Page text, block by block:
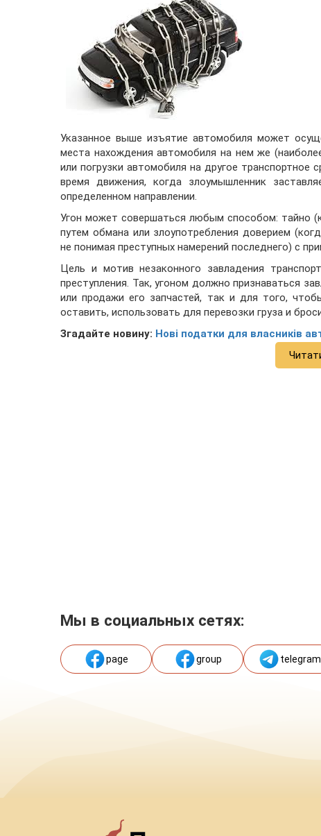
Указанное выше изъятие автомобиля может
места нахождения автомобиля на нем же
или погрузки автомобиля на другое
время движения, когда злоумышленник
определенном направлении.
Угон может совершаться любым способом: тайно
путем обмана или злоупотребления доверием
не понимая преступных намерений последнего) с
Цель и мотив незаконного завладения
преступления. Так, угоном должно признаваться
или продажи его запчастей, так и для того,
оставить, использовать для перевозки груза и
Згадайте новину: Нові податки для власників
Мы в социальных сетях:
page group telegram